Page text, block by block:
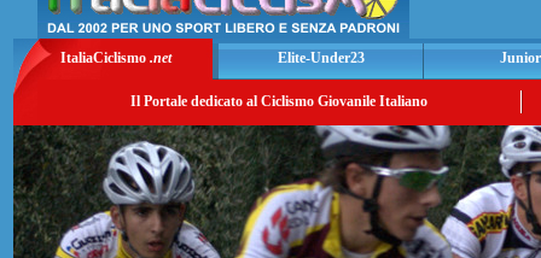
ItaliaCiclismo .net Elite-Under23
Il Portale dedicato al Ciclismo Giovanile Italiano